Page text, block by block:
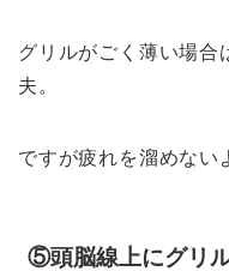
グリルがごく薄い場合
夫。
ですが疲れを溜めない
⑤頭脳線上にグリ